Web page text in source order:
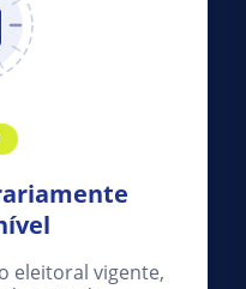
eleitoral vigente,